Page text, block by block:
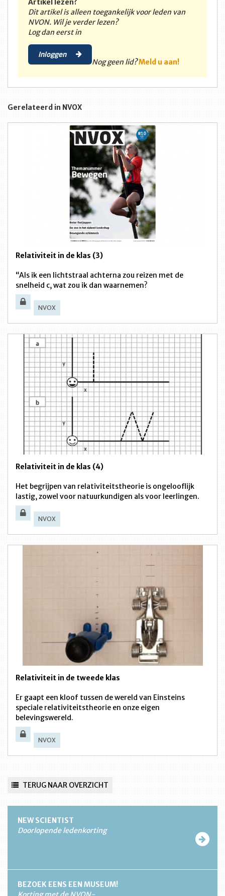
Artikel lezen?
Dit artikel is alleen toegankelijk voor leden van
NVON. Wil je verder lezen?
Log dan eerst in
Inloggen
Nog geen lid?Meld u aan!
Gerelateerd in NVOX
Relativiteit in de klas (3)
“Als ik een lichtstraal achterna zou reizen met de
snelheid c, wat zou ik dan waarnemen?
NVOX
Relativiteit in de klas (4)
Het begrijpen van relativiteitstheorie is ongelooflijk
lastig, zowel voor natuurkundigen als voor leerlingen.
NVOX
Relativiteit in de tweede klas
Er gaapt een kloof tussen de wereld van Einsteins
speciale relativiteitstheorie en onze eigen
belevingswereld.
NVOX
TERUG NAAR OVERZICHT
NEW SCIENTIST
Doorlopende ledenkorting
BEZOEK EENS EEN MUSEUM!